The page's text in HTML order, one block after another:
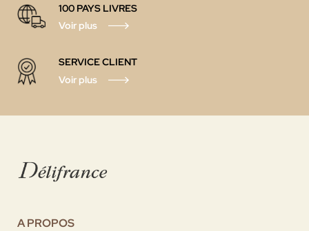
100 PAYS LIVRES
Voir plus
SERVICE CLIENT
Voir plus
A PROPOS